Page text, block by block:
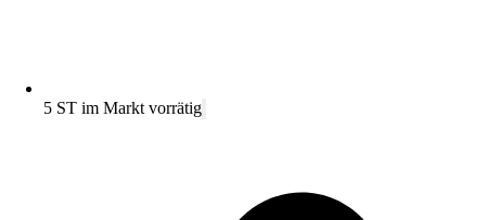
5 ST im Markt vorrätig